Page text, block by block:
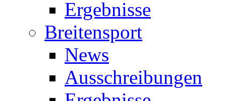
Ergebnisse
Breitensport
News
Ausschreibungen